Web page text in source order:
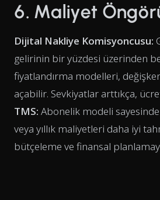
6. Maliyet
Dijital Nakliye Komisyoncusu:
gelirinin bir yüzdesi üzerinden
fiyatlandırma modelleri,
açabilir. Sevkiyatlar arttıkça,
TMS: Abonelik modeli
veya yıllık maliyetleri daha iyi
bütçeleme ve finansal